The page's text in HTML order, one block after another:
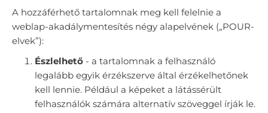
A hozzáférhető tartalomnak meg kell felelnie a
weblap-akadálymentesítés négy alapelvének („POUR-
elvek”):
Észlelhető - a tartalomnak a felhasználó
legalább egyik érzékszerve által érzékelhetőnek
kell lennie. Például a képeket a látássérült
felhasználók számára alternatív szöveggel írják le.